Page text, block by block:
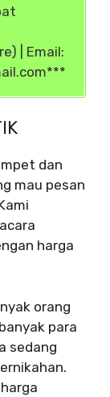
| Email:
dan
mau pesan
harga
orang
para
sedang